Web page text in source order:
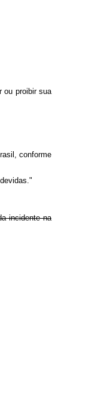
ou proibir sua
conforme
incidente na